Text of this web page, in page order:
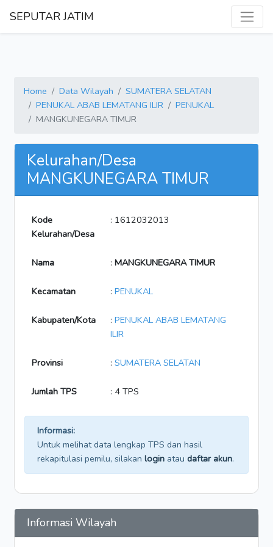
SEPUTAR JATIM
Home Data Wilayah
SUMATERA SELATAN
PENUKAL ABAB LEMATANG ILIR
PENUKAL
MANGKUNEGARA TIMUR
Kelurahan/Desa
MANGKUNEGARA TIMUR
Kode
Kelurahan/Desa
: 1612032013
Nama : MANGKUNEGARA TIMUR
Kecamatan : PENUKAL
Kabupaten/Kota : PENUKAL ABAB LEMATANG
ILIR
Provinsi : SUMATERA SELATAN
Jumlah TPS : 4 TPS
Informasi:
Untuk melihat data lengkap TPS dan hasil
rekapitulasi pemilu, silakan login atau daftar akun.
Informasi Wilayah